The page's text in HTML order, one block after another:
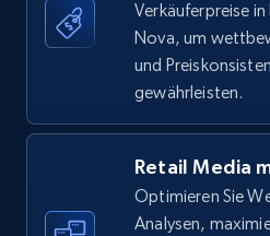
872+
Walmart - products
URL, Final price, Sku,
Specifications, Image urls,
Verkäuferpreise
Nova, um
und
gewährleisten.
Retail Media
Optimieren Sie
Analysen,